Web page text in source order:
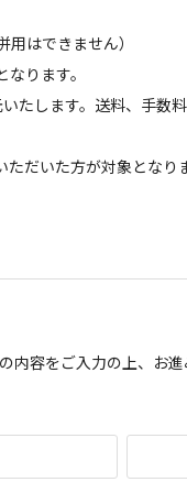
はできません）
ります。
します。送料、手数
だいた方が対象となりま
内容をご入力の上、お進